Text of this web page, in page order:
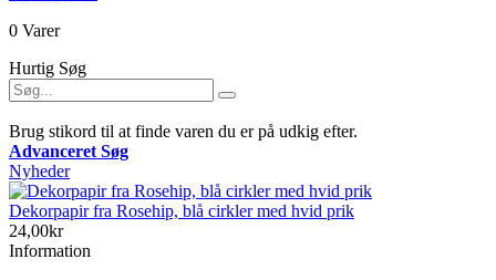
0 Varer
Hurtig Søg
Brug stikord til at finde varen du er på udkig efter.
Advanceret Søg
Nyheder
Dekorpapir fra Rosehip, blå cirkler med hvid prik
24,00kr
Information